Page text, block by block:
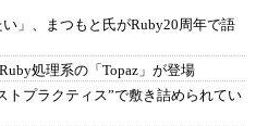
」、まつもと氏がRuby20周年で語
処理系の「Topaz」が登場
トプラクティス”で敷き詰められてい